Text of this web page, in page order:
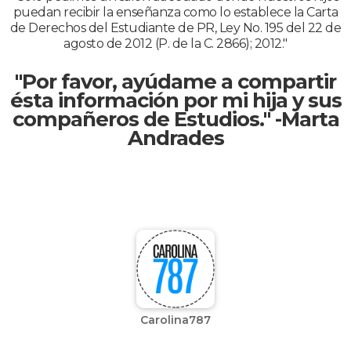
puedan recibir la enseñanza como lo establece la Carta
de Derechos del Estudiante de PR, Ley No. 195 del 22 de
agosto de 2012 (P. de la C. 2866); 2012."
"Por favor, ayúdame a compartir
ésta información por mi hija y sus
compañeros de Estudios." -Marta
Andrades
Carolina787